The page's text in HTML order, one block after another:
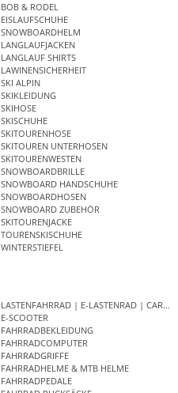
BOB & RODEL
EISLAUFSCHUHE
SNOWBOARDHELM
LANGLAUFJACKEN
LANGLAUF SHIRTS
LAWINENSICHERHEIT
SKI ALPIN
SKIKLEIDUNG
SKIHOSE
SKISCHUHE
SKITOURENHOSE
SKITOUREN UNTERHOSEN
SKITOURENWESTEN
SNOWBOARDBRILLE
SNOWBOARD HANDSCHUHE
SNOWBOARDHOSEN
SNOWBOARD ZUBEHÖR
SKITOURENJACKE
TOURENSKISCHUHE
WINTERSTIEFEL
LASTENFAHRRAD | E-LASTENRAD |
E-SCOOTER
FAHRRADBEKLEIDUNG
FAHRRADCOMPUTER
FAHRRADGRIFFE
FAHRRADHELME & MTB HELME
FAHRRADPEDALE